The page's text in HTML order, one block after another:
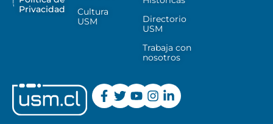
Privacidad
Cultura
USM
Directorio
USM
Trabaja con
nosotros